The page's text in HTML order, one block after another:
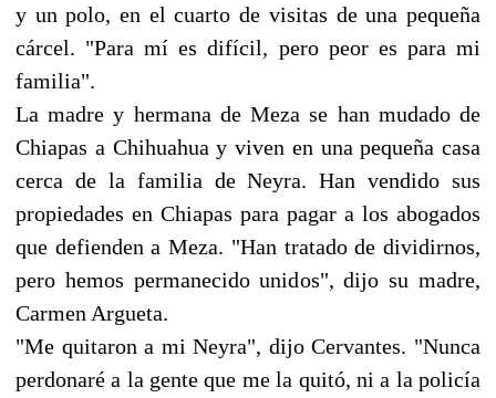
y un polo, en el cuarto de visitas de una pequeña
cárcel. "Para mí es difícil, pero peor es para mi
familia".
La madre y hermana de Meza se han mudado de
Chiapas a Chihuahua y viven en una pequeña casa
cerca de la familia de Neyra. Han vendido sus
propiedades en Chiapas para pagar a los abogados
que defienden a Meza. "Han tratado de dividirnos,
pero hemos permanecido unidos", dijo su madre,
Carmen Argueta.
"Me quitaron a mi Neyra", dijo Cervantes. "Nunca
perdonaré a la gente que me la quitó, ni a la policía